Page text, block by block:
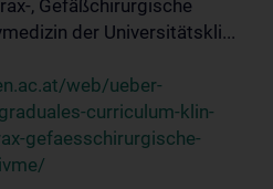
, Gefäßchirurgische
der Universitätskli...
web/ueber-
curriculum-klin-
gefaesschirurgische-